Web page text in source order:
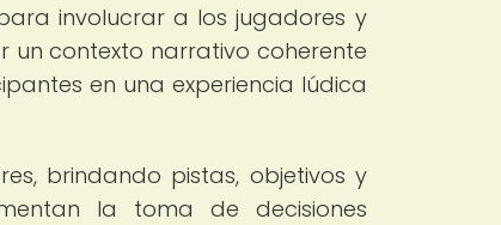
involucrar a los jugadores y
un contexto narrativo coherente
en una experiencia lúdica
brindando pistas, objetivos y
la toma de decisiones